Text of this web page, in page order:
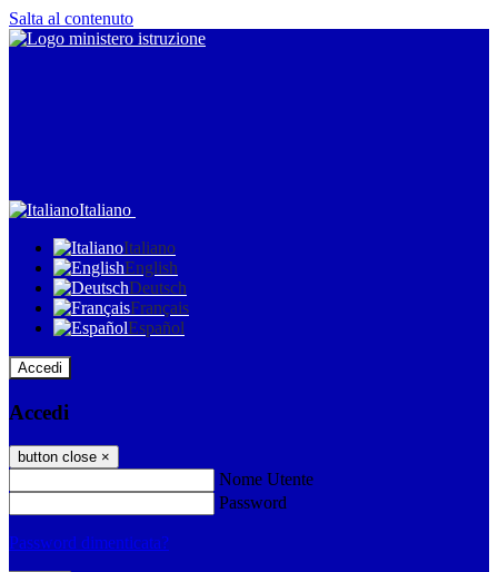
Salta al contenuto
Italiano
Italiano
English
Deutsch
Français
Español
Accedi
Accedi
button close ×
Nome Utente
Password
Password dimenticata?